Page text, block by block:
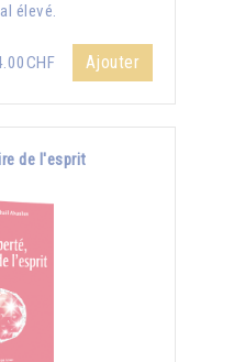
élevé.
Ajouter
de l'esprit